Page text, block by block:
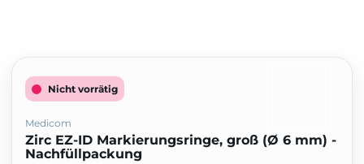
Nicht vorrätig
Medicom
Zirc EZ-ID Markierungsringe, groß (Ø 6 mm) -
Nachfüllpackung